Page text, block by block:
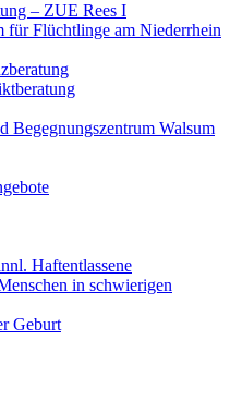
– ZUE Rees I
für Flüchtlinge am Niederrhein
Begegnungszentrum Walsum
Haftentlassene
in schwierigen
Geburt